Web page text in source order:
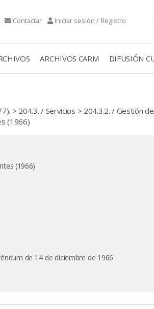
Contactar Iniciar sesión / Registro
ARCHIVOS CARM DIFUSIÓN
> 204.3. / Servicios > 204.3.2. / Gestión
(1966)
(1966)
de 14 de diciembre de 1966